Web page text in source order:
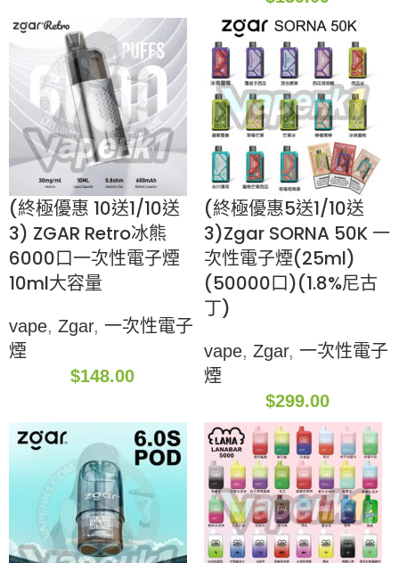
(終極優惠 10送1/10送
3) ZGAR Retro冰熊
6000口一次性電子煙
10ml大容量
vape, Zgar, 一次性電子
煙
$148.00
(終極優惠5送1/10送
3)Zgar SORNA 50K 一
次性電子煙(25ml)
(50000口)(1.8%尼古
丁)
vape, Zgar, 一次性電子
煙
$299.00